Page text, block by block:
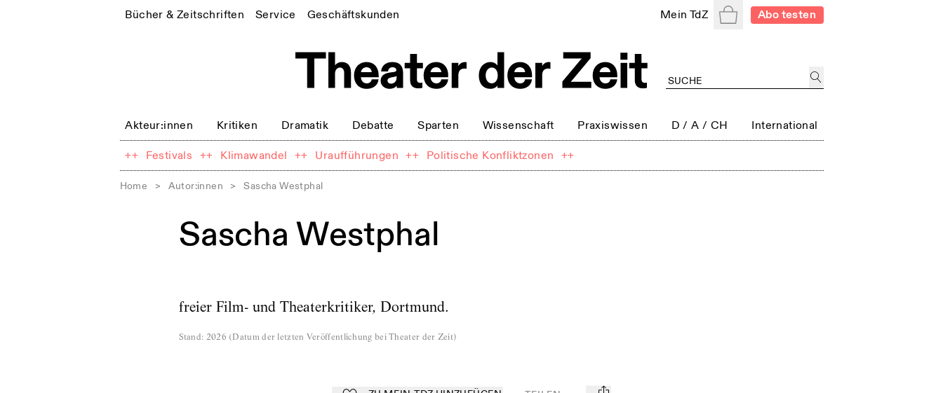
Bücher & Zeitschriften Service Geschäftskunden Mein TdZ WarenkorbAbo testen
Akteur:innen Kritiken Dramatik Debatte Sparten Wissenschaft Praxiswissen D / A / CH International
++ Festivals ++ Klimawandel ++ Uraufführungen ++ Politische Konfliktzonen ++
Home > Autor:innen > Sascha Westphal
Sascha Westphal
freier Film- und Theaterkritiker, Dortmund.
Stand: 2026 (Datum der letzten Veröffentlichung bei Theater der Zeit)